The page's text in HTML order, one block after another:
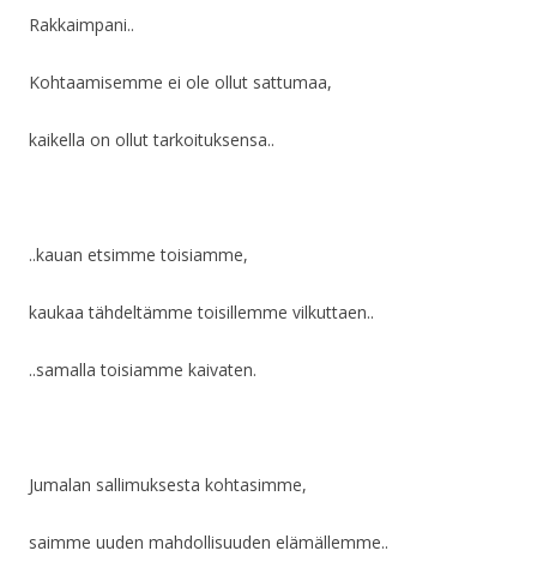
Rakkaimpani..
Kohtaamisemme ei ole ollut sattumaa,
kaikella on ollut tarkoituksensa..
..kauan etsimme toisiamme,
kaukaa tähdeltämme toisillemme vilkuttaen..
..samalla toisiamme kaivaten.
Jumalan sallimuksesta kohtasimme,
saimme uuden mahdollisuuden elämällemme..